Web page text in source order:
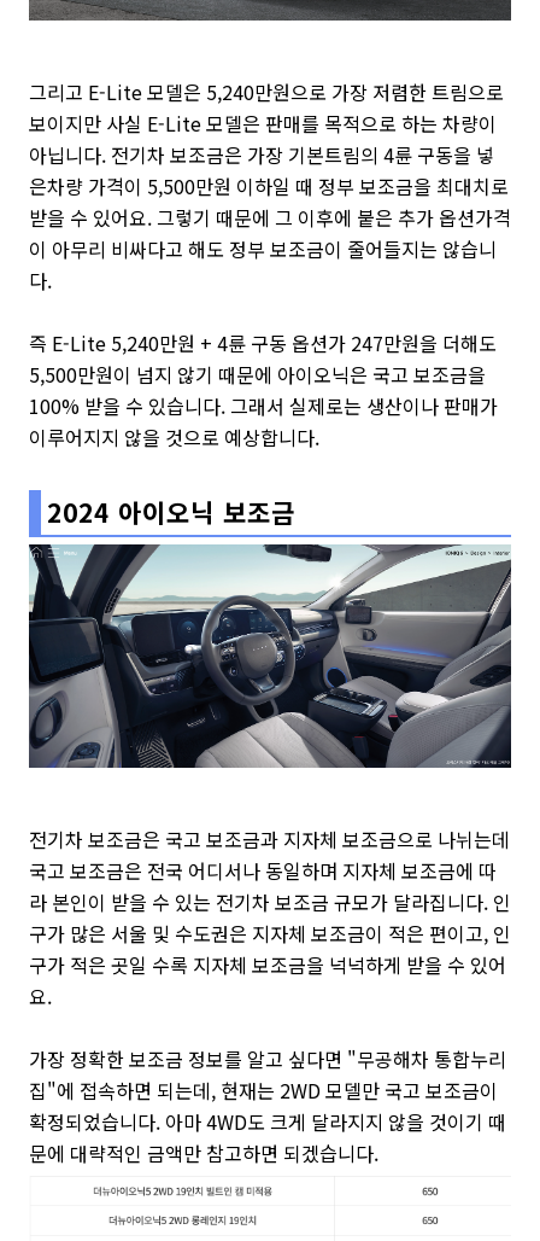
그리고 E-Lite 모델은 5,240만원으로 가장 저렴한 트림으로
보이지만 사실 E-Lite 모델은 판매를 목적으로 하는 차량이
아닙니다. 전기차 보조금은 가장 기본트림의 4륜 구동을 넣
은차량 가격이 5,500만원 이하일 때 정부 보조금을 최대치로
받을 수 있어요. 그렇기 때문에 그 이후에 붙은 추가 옵션가격
이 아무리 비싸다고 해도 정부 보조금이 줄어들지는 않습니
다.
즉 E-Lite 5,240만원 + 4륜 구동 옵션가 247만원을 더해도
5,500만원이 넘지 않기 때문에 아이오닉은 국고 보조금을
100% 받을 수 있습니다. 그래서 실제로는 생산이나 판매가
이루어지지 않을 것으로 예상합니다.
2024 아이오닉 보조금
전기차 보조금은 국고 보조금과 지자체 보조금으로 나뉘는데
국고 보조금은 전국 어디서나 동일하며 지자체 보조금에 따
라 본인이 받을 수 있는 전기차 보조금 규모가 달라집니다. 인
구가 많은 서울 및 수도권은 지자체 보조금이 적은 편이고, 인
구가 적은 곳일 수록 지자체 보조금을 넉넉하게 받을 수 있어
요.
가장 정확한 보조금 정보를 알고 싶다면 "무공해차 통합누리
집"에 접속하면 되는데, 현재는 2WD 모델만 국고 보조금이
확정되었습니다. 아마 4WD도 크게 달라지지 않을 것이기 때
문에 대략적인 금액만 참고하면 되겠습니다.